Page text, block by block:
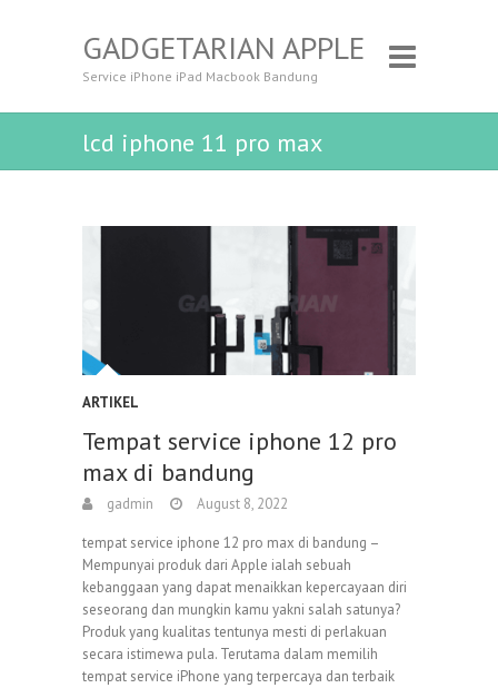
GADGETARIAN APPLE
Service iPhone iPad Macbook Bandung
lcd iphone 11 pro max
ARTIKEL
Tempat service iphone 12 pro
max di bandung
gadmin August 8, 2022
tempat service iphone 12 pro max di bandung –
Mempunyai produk dari Apple ialah sebuah
kebanggaan yang dapat menaikkan kepercayaan diri
seseorang dan mungkin kamu yakni salah satunya?
Produk yang kualitas tentunya mesti di perlakuan
secara istimewa pula. Terutama dalam memilih
tempat service iPhone yang terpercaya dan terbaik